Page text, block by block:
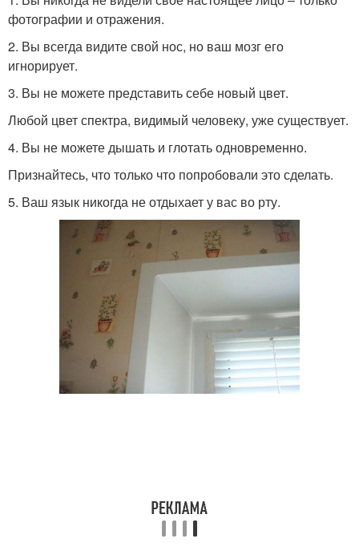
фотографии и отражения.
2. Вы всегда видите свой нос, но ваш мозг его
игнорирует.
3. Вы не можете представить себе новый цвет.
Любой цвет спектра, видимый человеку, уже существует.
4. Вы не можете дышать и глотать одновременно.
Признайтесь, что только что попробовали это сделать.
5. Ваш язык никогда не отдыхает у вас во рту.